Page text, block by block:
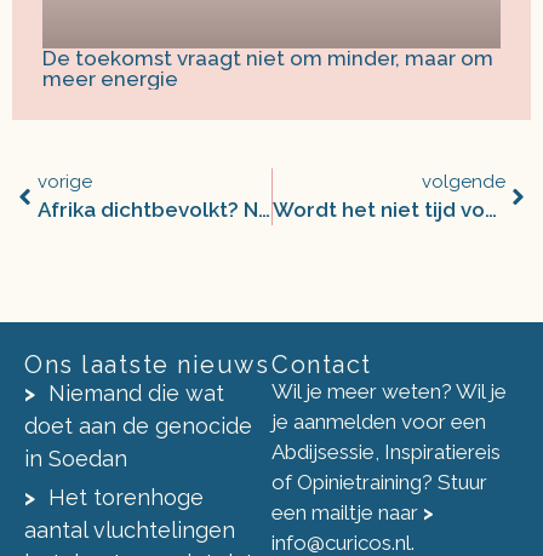
De toekomst vraagt niet om minder, maar om
meer energie
vorige
Afrika dichtbevolkt? Nou nee…
volgende
Wordt het niet tijd voor een veelkleuriger beeld van de mens?
Ons laatste nieuws
Niemand die wat
doet aan de genocide
in Soedan
Het torenhoge
aantal vluchtelingen
Contact
Wil je meer weten? Wil je
je aanmelden voor een
Abdijsessie, Inspiratiereis
of Opinietraining? Stuur
een mailtje naar >
info@curicos.nl.